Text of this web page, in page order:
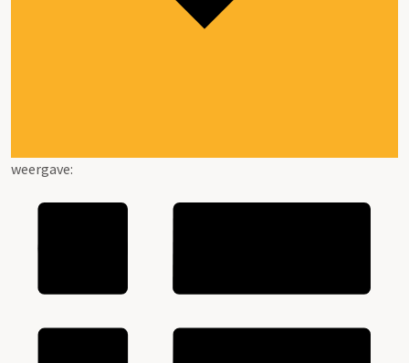
weergave: